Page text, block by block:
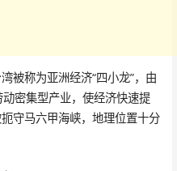
被称为亚洲经济“四小龙”，由
密集型产业，使经济快速提
守马六甲海峡，地理位置十分